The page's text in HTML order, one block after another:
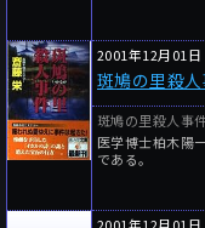
2001年12月01日
斑鳩の里殺
斑鳩の里殺人事
医学博士柏木陽
である。
2001年12月01日